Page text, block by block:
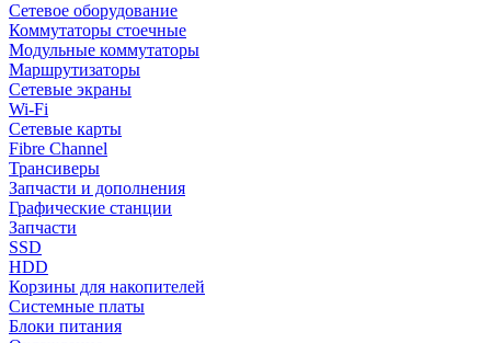
Сетевое оборудование
Коммутаторы стоечные
Модульные коммутаторы
Маршрутизаторы
Сетевые экраны
Wi-Fi
Сетевые карты
Fibre Channel
Трансиверы
Запчасти и дополнения
Графические станции
Запчасти
SSD
HDD
Корзины для накопителей
Системные платы
Блоки питания